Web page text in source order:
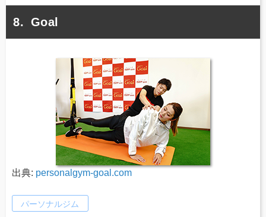
Goal
出典: personalgym-goal.com
パーソナルジム